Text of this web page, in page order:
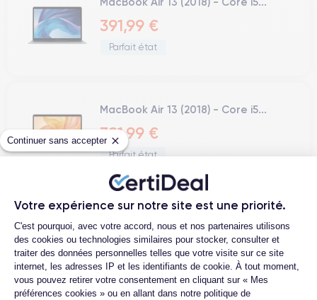
Continuer sans accepter
Votre expérience sur notre site est une priorité.
Plateforme de Gestion du
C'est pourquoi, avec votre accord, nous et nos partenaires utilisons
des cookies ou technologies similaires pour stocker, consulter et
traiter des données personnelles telles que votre visite sur ce site
internet, les adresses IP et les identifiants de cookie. À tout moment,
vous pouvez retirer votre consentement en cliquant sur « Mes
préférences cookies » ou en allant dans notre politique de
391,99 €
Parfait état
MacBook Air 13 (2018) - Core i5...
391,99 €
Parfait état
MacBook Air 13 (2020) - Apple M1 8...
479,99 €
Correct